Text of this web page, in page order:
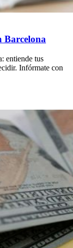
Barcelona
entiende tus
Infórmate con